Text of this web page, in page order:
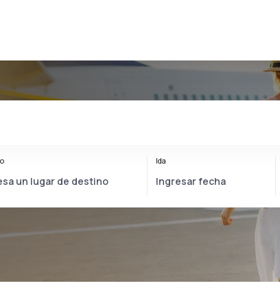
Ida